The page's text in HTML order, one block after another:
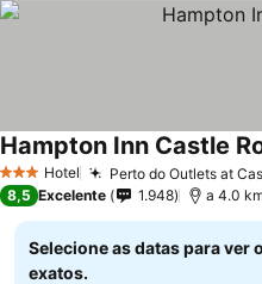
3 EstrelasHotel Perto do Outlets at
Hampton Inn Castle
8,5 Excelente 1.948 a 4.0
Selecione as datas para ver
exatos.